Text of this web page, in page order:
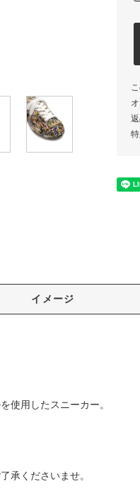
イメージ
使用したスニーカー。
承くださいませ。